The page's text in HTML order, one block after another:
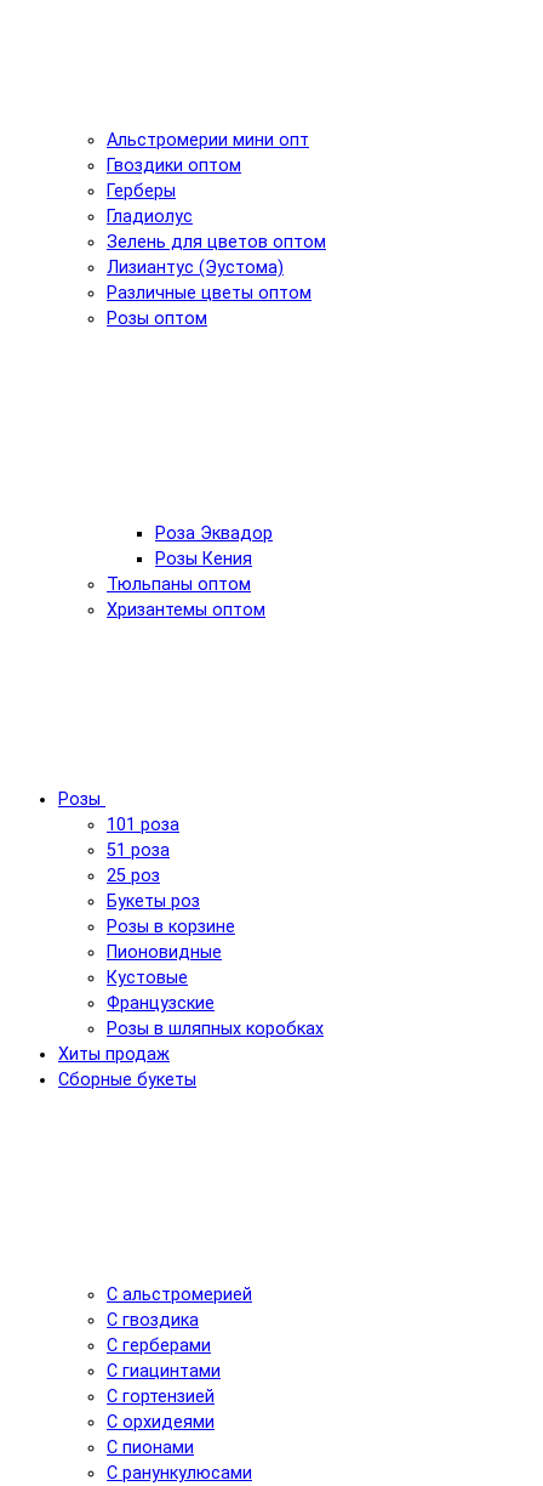
Альстромерии мини опт
Гвоздики оптом
Герберы
Гладиолус
Зелень для цветов оптом
Лизиантус (Эустома)
Различные цветы оптом
Розы оптом
Роза Эквадор
Розы Кения
Тюльпаны оптом
Хризантемы оптом
Розы
101 роза
51 роза
25 роз
Букеты роз
Розы в корзине
Пионовидные
Кустовые
Французские
Розы в шляпных коробках
Хиты продаж
Сборные букеты
С альстромерией
С гвоздика
С герберами
С гиацинтами
С гортензией
С орхидеями
С пионами
С ранункулюсами